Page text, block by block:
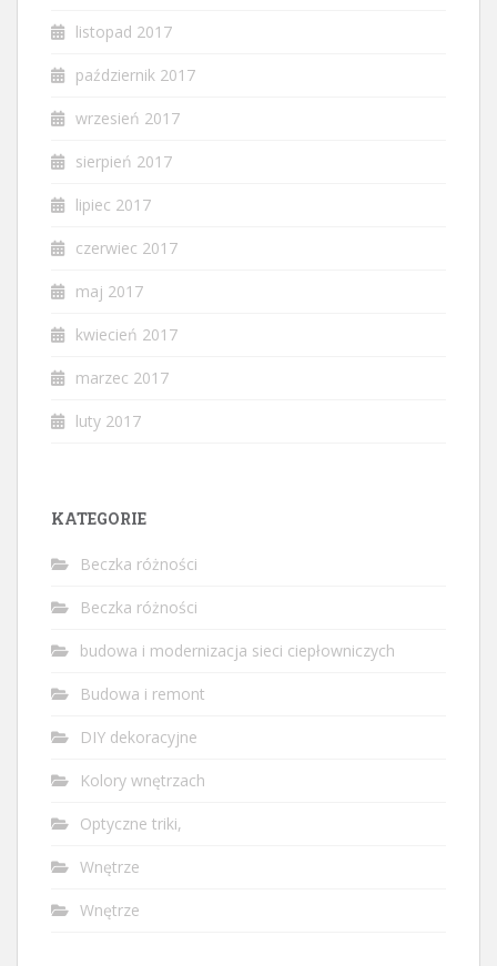
listopad 2017
październik 2017
wrzesień 2017
sierpień 2017
lipiec 2017
czerwiec 2017
maj 2017
kwiecień 2017
marzec 2017
luty 2017
KATEGORIE
Beczka różności
Beczka różności
budowa i modernizacja sieci ciepłowniczych
Budowa i remont
DIY dekoracyjne
Kolory wnętrzach
Optyczne triki,
Wnętrze
Wnętrze